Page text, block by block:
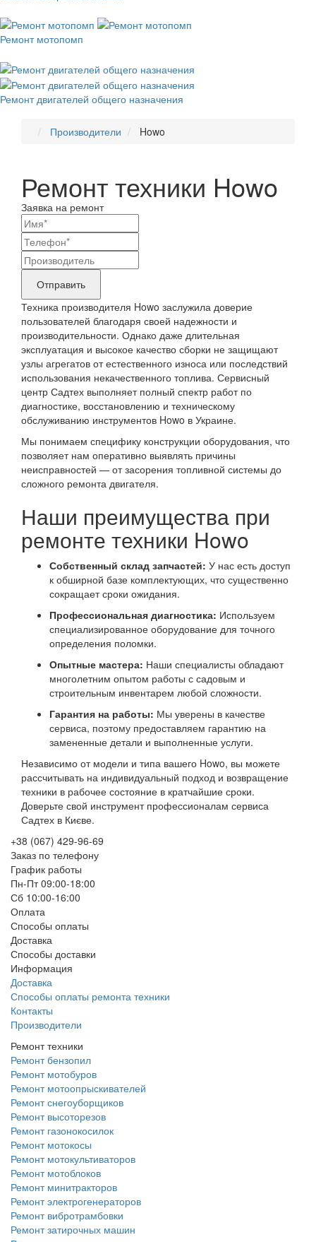
Ремонт мотопомп
Ремонт двигателей общего назначения
Производители Howo
Ремонт техники Howo
Заявка на ремонт
Ваши
контактные
данные
Название
бренда
продукта,
требующего
ремонта
Отправить
Техника производителя Howo заслужила доверие
пользователей благодаря своей надежности и
производительности. Однако даже длительная
эксплуатация и высокое качество сборки не защищают
узлы агрегатов от естественного износа или последствий
использования некачественного топлива. Сервисный
центр Садтех выполняет полный спектр работ по
диагностике, восстановлению и техническому
обслуживанию инструментов Howo в Украине.
Мы понимаем специфику конструкции оборудования, что
позволяет нам оперативно выявлять причины
неисправностей — от засорения топливной системы до
сложного ремонта двигателя.
Наши преимущества при
ремонте техники Howo
Собственный склад запчастей: У нас есть доступ
к обширной базе комплектующих, что существенно
сокращает сроки ожидания.
Профессиональная диагностика: Используем
специализированное оборудование для точного
определения поломки.
Опытные мастера: Наши специалисты обладают
многолетним опытом работы с садовым и
строительным инвентарем любой сложности.
Гарантия на работы: Мы уверены в качестве
сервиса, поэтому предоставляем гарантию на
замененные детали и выполненные услуги.
Независимо от модели и типа вашего Howo, вы можете
рассчитывать на индивидуальный подход и возвращение
техники в рабочее состояние в кратчайшие сроки.
Доверьте свой инструмент профессионалам сервиса
Садтех в Києве.
+38 (067) 429-96-69
Заказ по телефону
График работы
Пн-Пт 09:00-18:00
Сб 10:00-16:00
Оплата
Способы оплаты
Доставка
Способы доставки
Информация
Доставка
Способы оплаты ремонта техники
Контакты
Производители
Ремонт техники
Ремонт бензопил
Ремонт мотобуров
Ремонт мотоопрыскивателей
Ремонт снегоуборщиков
Ремонт высоторезов
Ремонт газонокосилок
Ремонт мотокосы
Ремонт мотокультиваторов
Ремонт мотоблоков
Ремонт минитракторов
Ремонт электрогенераторов
Ремонт вибротрамбовки
Ремонт затирочных машин